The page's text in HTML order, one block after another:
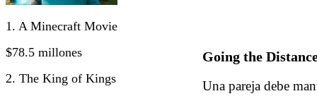
1. A Minecraft Movie
$78.5 millones
2. The King of Kings
Going the
Una pareja debe